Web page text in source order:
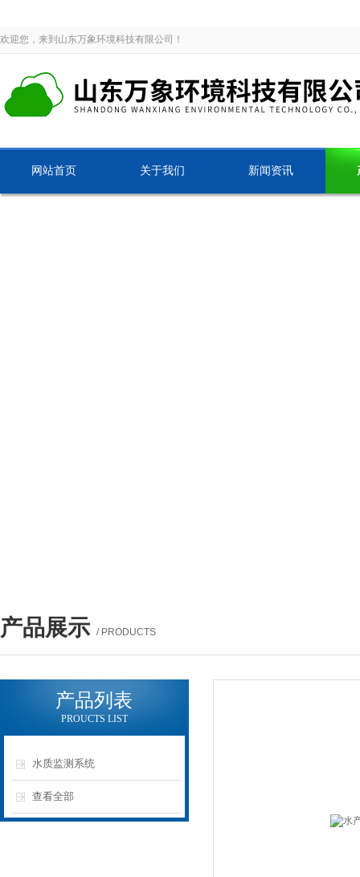
欢迎您，来到山东万象环境科技有限公司！
网站首页 关于我们 新闻资讯
产品展示 / PRODUCTS
产品列表
PROUCTS LIST
水质监测系统
查看全部